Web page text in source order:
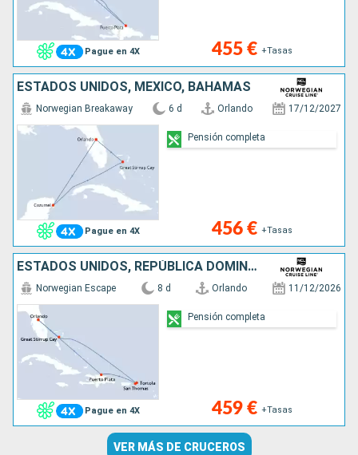
Pague en 4X 455 € +Tasas
ESTADOS UNIDOS, MÉXICO, BAHAMAS
Pague en 4X
Norwegian Breakaway 6 d Orlando 17/12/2027
456 € +Tasas
Pensión completa
ESTADOS UNIDOS, REPÚBLICA DOMINICANA, SANTO TOMÁS, TÓRTOLA, BAHAMAS
Pague en 4X
Norwegian Escape 8 d Orlando 11/12/2026
459 € +Tasas
Pensión completa
VER MÁS DE CRUCEROS